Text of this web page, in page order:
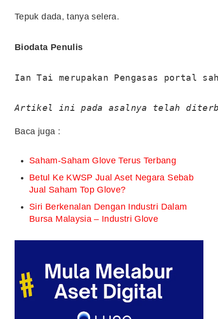
Tepuk dada, tanya selera.
Biodata Penulis
Ian Tai merupakan Pengasas portal
Artikel ini pada asalnya telah
Baca juga :
Saham-Saham Glove Terus Terbang
Betul Ke KWSP Jual Aset Negara Sebab
Jual Saham Top Glove?
Siri Berkenalan Dengan Industri Dalam
Bursa Malaysia – Industri Glove